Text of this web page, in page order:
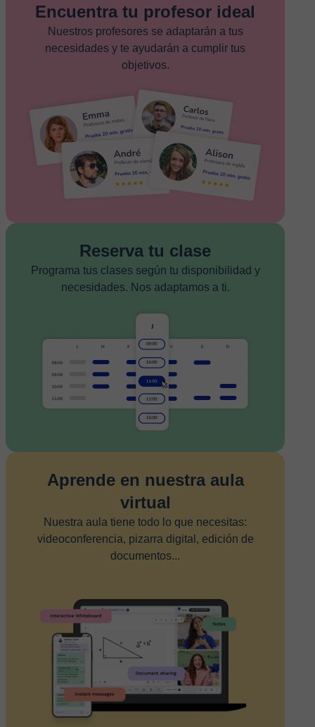
Encuentra tu profesor ideal
Nuestros profesores se adaptarán a tus
necesidades y te ayudarán a cumplir tus
objetivos.
Reserva tu clase
Programa tus clases según tu disponibilidad y
necesidades. Nos adaptamos a ti.
Aprende en nuestra aula
virtual
Nuestra aula tiene todo lo que necesitas:
videoconferencia, pizarra digital, edición de
documentos...